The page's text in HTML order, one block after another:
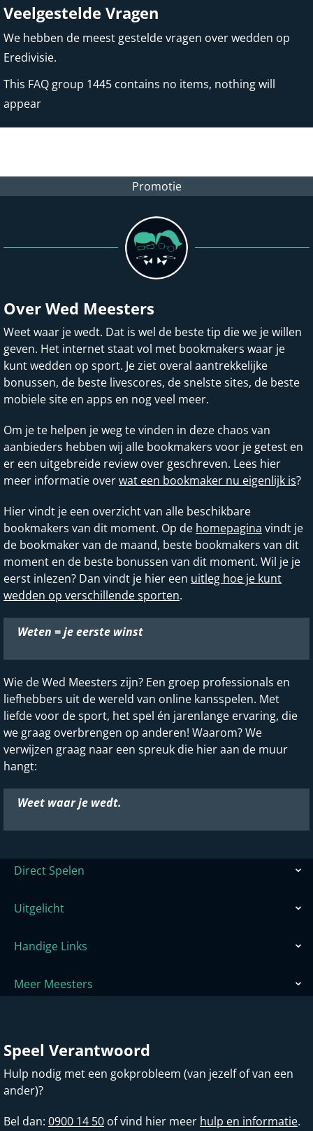
Veelgestelde Vragen
We hebben de meest gestelde vragen over wedden op
Eredivisie.
This FAQ group 1445 contains no items, nothing will
appear
Promotie
Over Wed Meesters
Weet waar je wedt. Dat is wel de beste tip die we je willen
geven. Het internet staat vol met bookmakers waar je
kunt wedden op sport. Je ziet overal aantrekkelijke
bonussen, de beste livescores, de snelste sites, de beste
mobiele site en apps en nog veel meer.
Om je te helpen je weg te vinden in deze chaos van
aanbieders hebben wij alle bookmakers voor je getest en
er een uitgebreide review over geschreven. Lees hier
meer informatie overwat een bookmaker nu eigenlijk is?
Hier vindt je een overzicht van alle beschikbare
bookmakers van dit moment. Op de homepagina vindt je
de bookmaker van de maand, beste bookmakers van dit
moment en de beste bonussen van dit moment. Wil je je
eerst inlezen? Dan vindt je hier een uitleg hoe je kunt
wedden op verschillende sporten.
Weten = je eerste winst
Wie de Wed Meesters zijn? Een groep professionals en
liefhebbers uit de wereld van online kansspelen. Met
liefde voor de sport, het spel én jarenlange ervaring, die
we graag overbrengen op anderen! Waarom? We
verwijzen graag naar een spreuk die hier aan de muur
hangt:
Weet waar je wedt.
Direct Spelen
Uitgelicht
Handige Links
Meer Meesters
Speel Verantwoord
Hulp nodig met een gokprobleem (van jezelf of van een
ander)?
Bel dan: 0900 14 50 of vind hier meer hulp en informatie.